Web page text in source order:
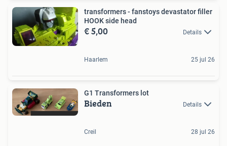
transformers - fanstoys devastator filler
HOOK side head
€ 5,00 Details
Haarlem 25 jul 26
G1 Transformers lot
Bieden Details
Creil 28 jul 26